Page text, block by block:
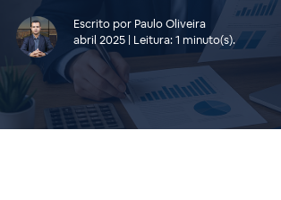
Escrito por Paulo Oliveira
abril 2025 | Leitura: 1 minuto(s).